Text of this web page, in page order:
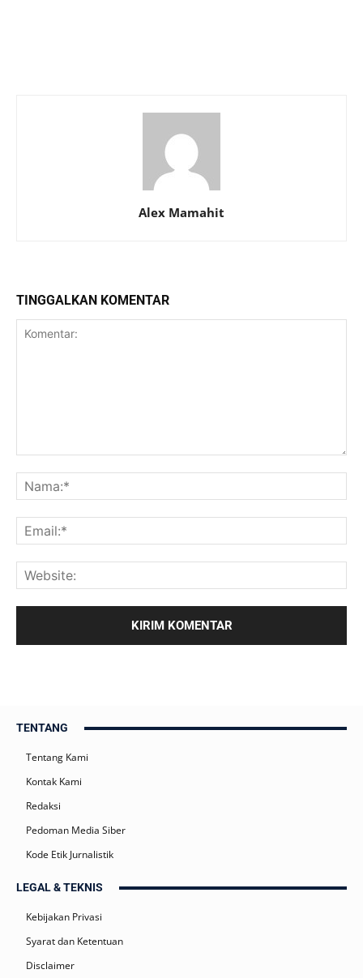
Alex Mamahit
TINGGALKAN KOMENTAR
TENTANG
Tentang Kami
Kontak Kami
Redaksi
Pedoman Media Siber
Kode Etik Jurnalistik
LEGAL & TEKNIS
Kebijakan Privasi
Syarat dan Ketentuan
Disclaimer